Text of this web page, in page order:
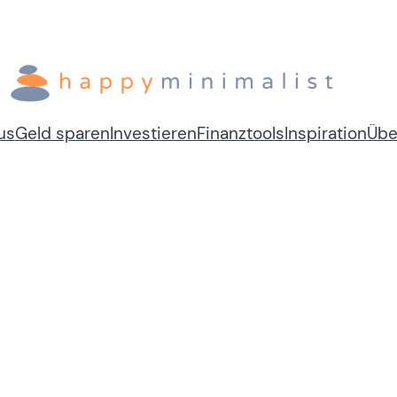
Geld sparenInvestierenFinanztoolsInspiration